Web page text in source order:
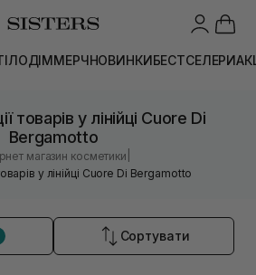
ДІММЕРЧНОВИНКИБЕСТСЕЛЕРИ
товарів у лінійці Cuore Di
Bergamotto
магазин косметики
у лінійці Cuore Di Bergamotto
Сортувати